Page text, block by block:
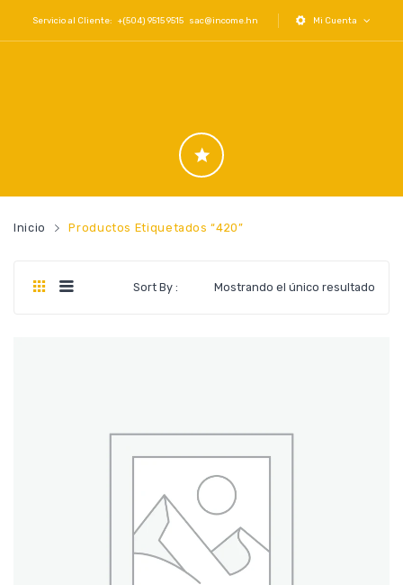
Servicio al Cliente: +(504) 9515 9515 sac@income.hn Mi Cuenta
Inicio Productos Etiquetados “420”
Mostrando el único resultado
Sort By :